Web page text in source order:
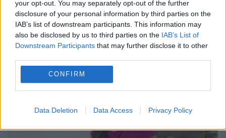
your opt-out. You may separately opt-out of the further
disclosure of your personal information by third parties on the
IAB’s list of downstream participants. This information may
also be disclosed by us to third parties on the IAB’s List of
Downstream Participants that may further disclose it to other
CONFIRM
Data Deletion Data Access Privacy Policy
dar nu renunță la operațiile estetice. De la
ultima intervenție a medicului estetician nu